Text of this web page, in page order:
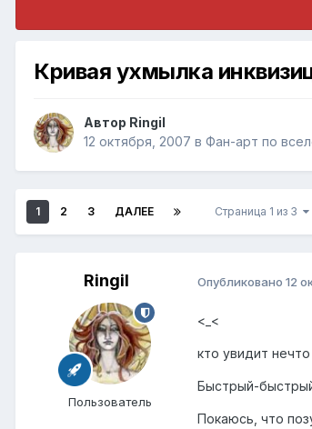
Кривая ухмылка
Автор Ringil
12 октября, 2007 в Фан-арт по
1 2 3 ДАЛЕЕ Страница 1 из 3
Ringil
Пользователь
Опубликовано 12
<_<
кто увидит
Быстрый-
Покаюсь, что